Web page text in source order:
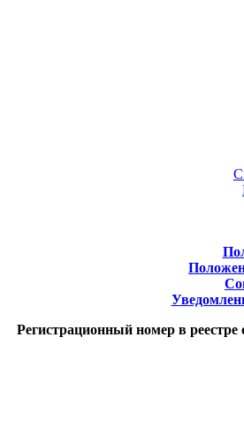
Регистрационный номер в